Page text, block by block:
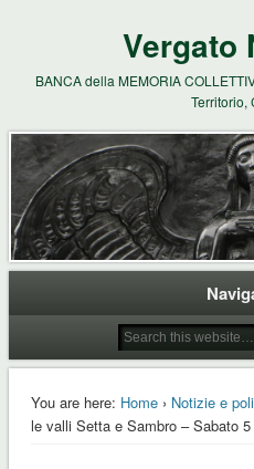
Vergato
BANCA della MEMORIA
Territorio,
You are here: Home› Notizie e
le valli Setta e Sambro – Sabato